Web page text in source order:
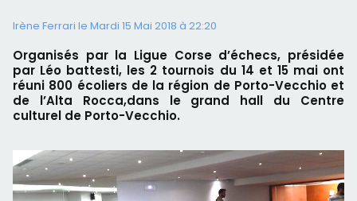
Irène Ferrari le Mardi 15 Mai 2018 à 22:20
Organisés par la Ligue Corse d’échecs, présidée
par Léo battesti, les 2 tournois du 14 et 15 mai ont
réuni 800 écoliers de la région de Porto-Vecchio et
de l’Alta Rocca,dans le grand hall du Centre
culturel de Porto-Vecchio.